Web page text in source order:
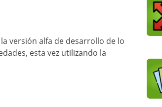
versión alfa de desarrollo de lo
esta vez utilizando la